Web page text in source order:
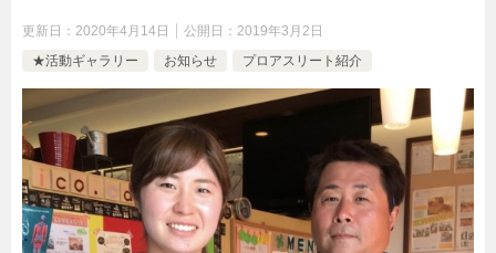
更新日： 2020年4月14日 公開日： 2019年3月2日
★活動ギャラリー
お知らせ プロアスリート紹介